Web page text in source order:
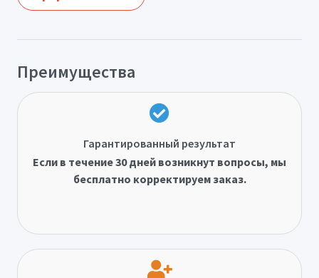
Преимущества
Гарантированный результат
Если в течение 30 дней возникнут вопросы, мы
бесплатно корректируем заказ.